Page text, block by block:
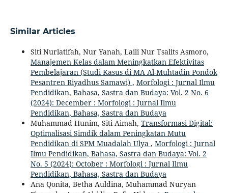
Similar Articles
Siti Nurlatifah, Nur Yanah, Laili Nur Tsalits Asmoro,
Manajemen Kelas dalam Meningkatkan Efektivitas
Pembelajaran (Studi Kasus di MA Al-Muhtadin Pondok
Pesantren Riyadhus Samawi) , Morfologi : Jurnal Ilmu
Pendidikan, Bahasa, Sastra dan Budaya: Vol. 2 No. 6
(2024): December : Morfologi : Jurnal Ilmu
Pendidikan, Bahasa, Sastra dan Budaya
Muhammad Hunim, Siti Aimah, Transformasi Digital:
Optimalisasi Simdik dalam Peningkatan Mutu
Pendidikan di SPM Muadalah Ulya , Morfologi : Jurnal
Ilmu Pendidikan, Bahasa, Sastra dan Budaya: Vol. 2
No. 5 (2024): October : Morfologi : Jurnal Ilmu
Pendidikan, Bahasa, Sastra dan Budaya
Ana Qonita, Betha Auldina, Muhammad Nuryan